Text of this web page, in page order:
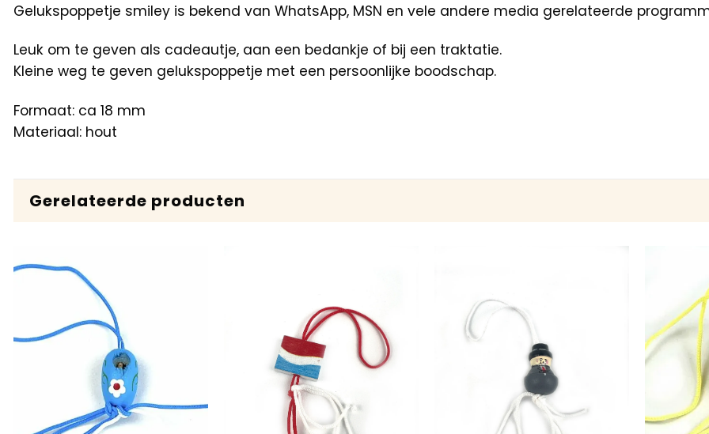
Gelukspoppetje smiley is bekend van WhatsApp, MSN en vele andere media gerelateerde
Leuk om te geven als cadeautje, aan een bedankje of bij een traktatie.
Kleine weg te geven gelukspoppetje met een persoonlijke boodschap.
Formaat: ca 18 mm
Materiaal: hout
Gerelateerde producten